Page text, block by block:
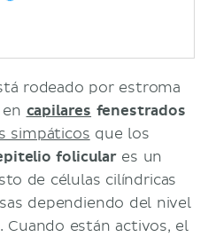
rodeado por estroma
capilares fenestrados
simpáticos que los
foliculares un
de células cilíndricas
dependiendo del nivel
están activos, el